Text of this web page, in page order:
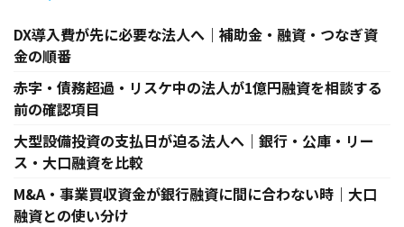
DX導入費が先に必要な法人へ｜補助金・融資・つなぎ資
金の順番
赤字・債務超過・リスケ中の法人が1億円融資を相談する
前の確認項目
大型設備投資の支払日が迫る法人へ｜銀行・公庫・リー
ス・大口融資を比較
M&A・事業買収資金が銀行融資に間に合わない時｜大口
融資との使い分け